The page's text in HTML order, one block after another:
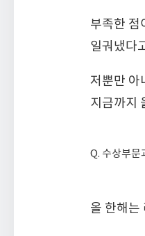
부족한 점
일궈냈다
저뿐만 아
지금까지
Q. 수상부문
올 한해는